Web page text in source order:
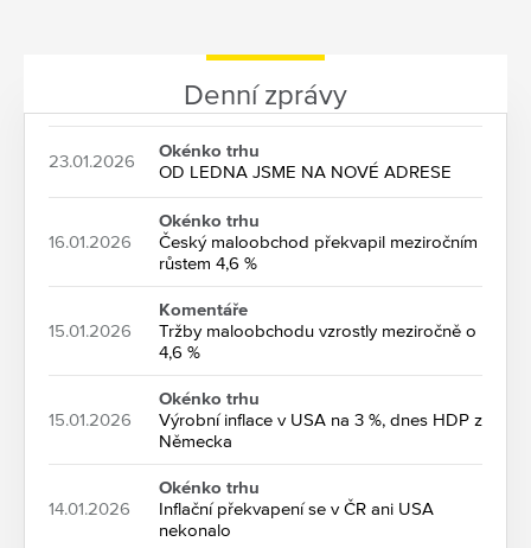
Denní zprávy
23.01.2026
Okénko trhu
OD LEDNA JSME NA NOVÉ ADRESE
16.01.2026
Okénko trhu
Český maloobchod překvapil meziročním
růstem 4,6 %
15.01.2026
Komentáře
Tržby maloobchodu vzrostly meziročně o
4,6 %
15.01.2026
Okénko trhu
Výrobní inflace v USA na 3 %, dnes HDP z
Německa
14.01.2026
Okénko trhu
Inflační překvapení se v ČR ani USA
nekonalo